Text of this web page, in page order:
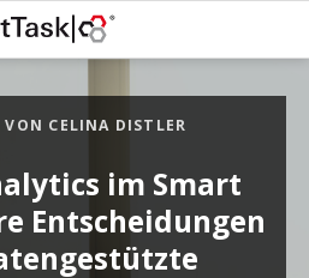
VON CELINA DISTLER
im Smart
Entscheidungen